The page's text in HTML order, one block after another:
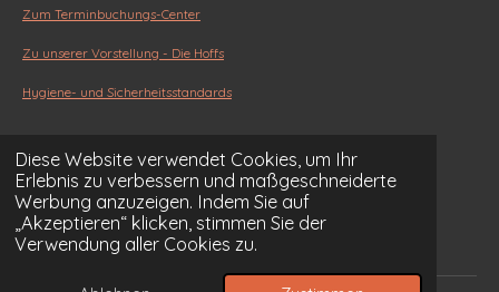
Diese Website verwendet Cookies, um Ihr
Erlebnis zu verbessern und maßgeschneiderte
Werbung anzuzeigen. Indem Sie auf
„Akzeptieren“ klicken, stimmen Sie der
Verwendung aller Cookies zu.
Zum Terminbuchungs-Center
Zu unserer Vorstellung - Die Hoffs
Hygiene- und Sicherheitsstandards
Die HOFF-Garantie
Experten-Ratgeber
Service-Center (FAQ)